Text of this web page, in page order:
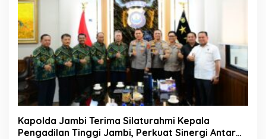
Kapolda Jambi Terima Silaturahmi Kepala
Pengadilan Tinggi Jambi, Perkuat Sinergi Antar